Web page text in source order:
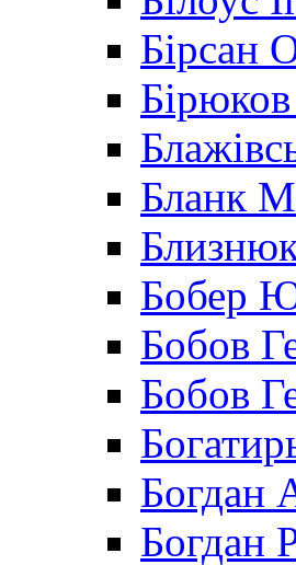
Бірсан
Бланк
Бобер
Бобов
Бобов
Богдан
Богдан